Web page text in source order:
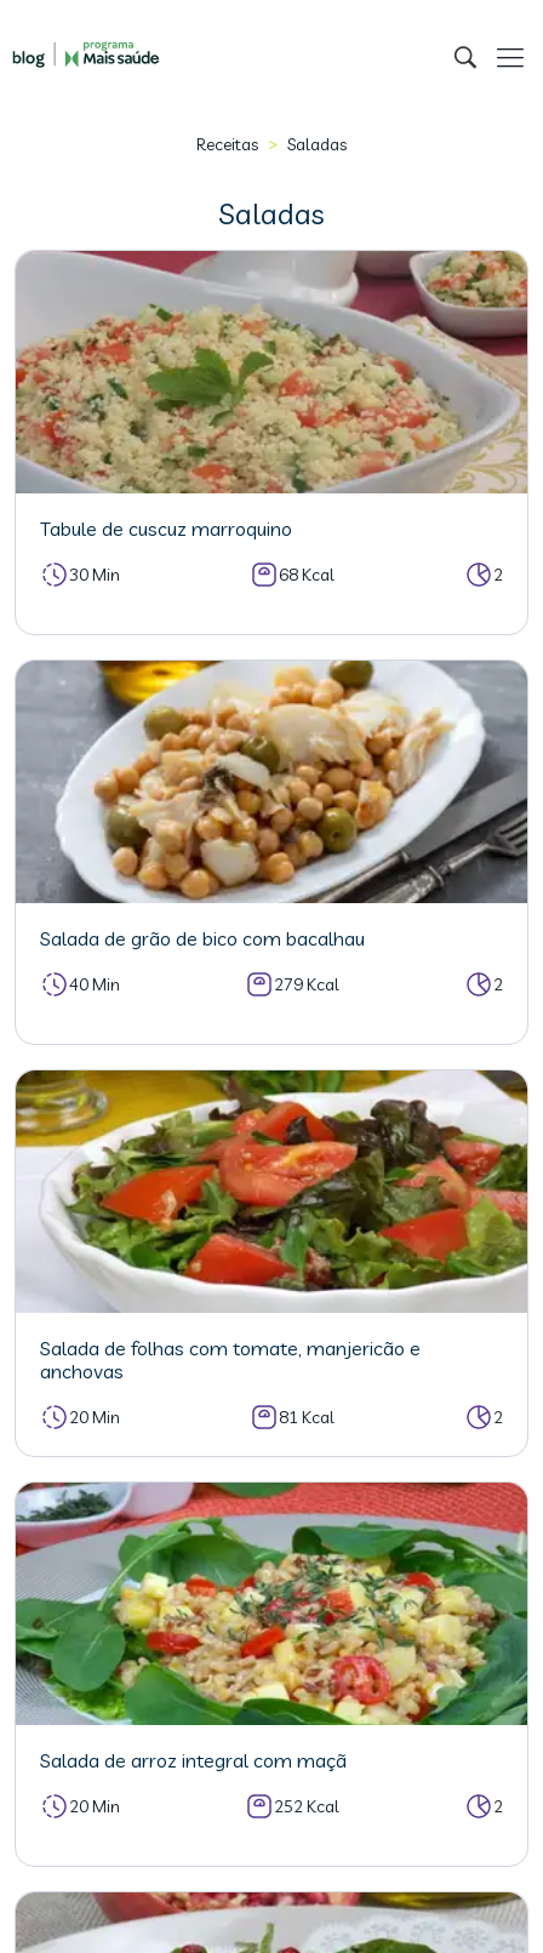
Receitas > Saladas
Saladas
Tabule de cuscuz marroquino
30 Min 68 Kcal 2
Salada de grão de bico com bacalhau
40 Min 279 Kcal 2
Salada de folhas com tomate, manjericão e
anchovas
20 Min 81 Kcal 2
Salada de arroz integral com maçã
20 Min 252 Kcal 2